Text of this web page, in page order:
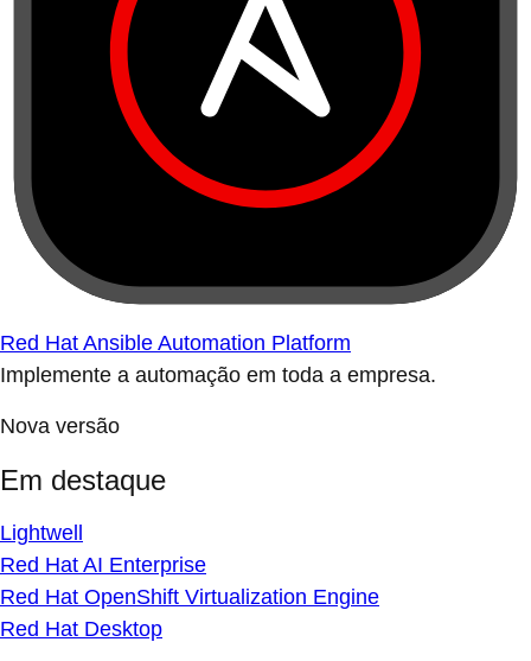
Red Hat Ansible Automation Platform
Implemente a automação em toda a empresa.
Nova versão
Em destaque
Lightwell
Red Hat AI Enterprise
Red Hat OpenShift Virtualization Engine
Red Hat Desktop